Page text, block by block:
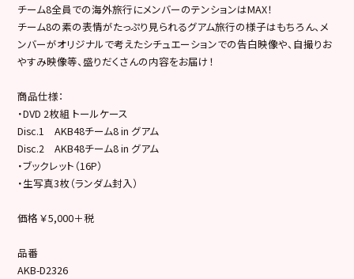
チーム8全員での海外旅行にメンバーのテンションはMAX！
チーム8の素の表情がたっぷり見られるグアム旅行の様子はもちろん、メ
ンバーがオリジナルで考えたシチュエーションでの告白映像や、自撮りお
やすみ映像等、盛りだくさんの内容をお届け！
商品仕様：
・DVD 2枚組 トールケース
Disc.1 AKB48チーム8 in グアム
Disc.2 AKB48チーム8 in グアム
・ブックレット（16P）
・生写真3枚（ランダム封入）
価格 ￥5,000＋税
品番
AKB-D2326